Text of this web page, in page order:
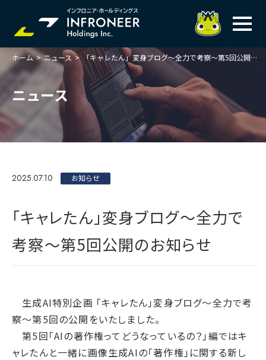
企業情報
トップメッセージ
岐べログ
事業紹介
Infroneer AtoZ
ITSUTSU-BOSHI（グループ報）
IR情報
株主・投資家の皆様へ
業績ハイライト
決算説明会資料
IRニュースライブラリー
個人投資家の皆様へ
株主還元・配当性向
IRカレンダー
IR資料室
株主・株式情報
サステナビリティ
トップメッセージ
価値創造プロセス
事業セグメント紹介
ビジネスモデルと競争優位性
環境
環境マネジメント
気候変動
コンプライアンスホットライン
各種ポリシー
腐敗防止ポリシー
サイトポリシー
プライバシーポリシー
SNSポリシー
ホーム > ニュース > 「キャレたん」変身ブログ～全力で考察～第5回公開のお知らせ
ニュース
2025.07.10 お知らせ
「キャレたん」変身ブログ～全力で
考察～第5回公開のお知らせ
生成AI特別企画 「キャレたん」変身ブログ～全力で考
察～第5回の公開をいたしました。
第5回「AIの著作権ってどうなっているの？」編ではキ
ャレたんと一緒に画像生成AIの「著作権」に関する新し